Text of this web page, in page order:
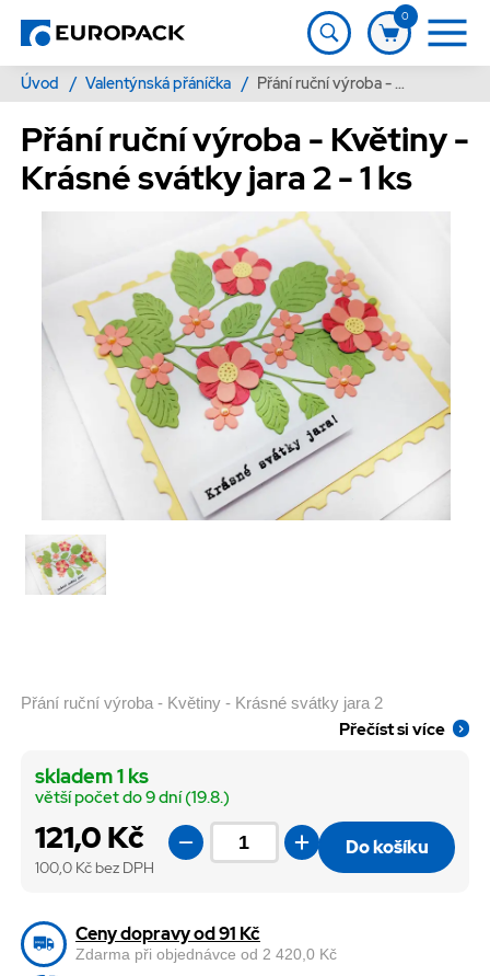
0
Úvod / Valentýnská přáníčka / Přání ruční výroba - Květiny - Krásné svátky jara 2 - 1 ks
Přání ruční výroba - Květiny -
Krásné svátky jara 2 - 1 ks
Přání ruční výroba - Květiny - Krásné svátky jara 2
Přečíst si více
121,0 Kč
100,0 Kč bez DPH
skladem 1 ks
větší počet do 9 dní (19.8.)
Do košíku
Ceny dopravy od 91 Kč
Zdarma při objednávce od 2 420,0 Kč